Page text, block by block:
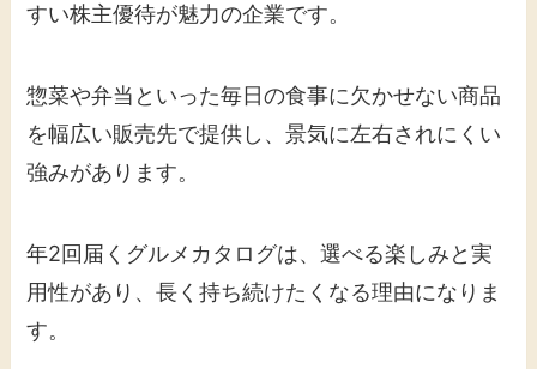
すい株主優待が魅力の企業です。
惣菜や弁当といった毎日の食事に欠かせない商品
を幅広い販売先で提供し、景気に左右されにくい
強みがあります。
年2回届くグルメカタログは、選べる楽しみと実
用性があり、長く持ち続けたくなる理由になりま
す。